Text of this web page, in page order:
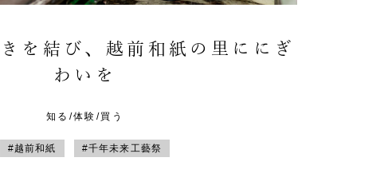
を結び、越前和紙の里ににぎ
わいを
知る/体験/買う
#越前和紙 #千年未来工藝祭